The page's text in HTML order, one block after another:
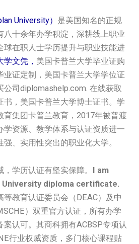
University） 是美国知名的正规
八十余年办学积淀，深耕线上职业
球在职人士学历提升与职业技能进
文凭， 美国卡普兰大学毕业证购
业证定制，美国卡普兰大学学位证
公司diplomashelp.com. 在线获取
书，美国卡普兰大学博士证书。学
育集团卡普兰教育，2017年被普渡
学资源、教学体系与认证资质进一
、实用性突出的职业化大学。
学历认证有坚实保障。
I am
University diploma certificate.
教育认证委员会（DEAC）及中
）双重官方认证，所有办学
案认可。其商科拥有ACBSP专项认
行业权威资质，多门核心课程贴